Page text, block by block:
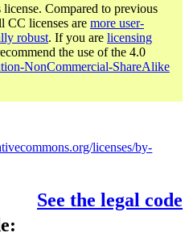
Compared to previous
CC licenses are more user-
robust. If you are licensing
the use of the 4.0
NonCommercial-ShareAlike
licenses/by-
See the legal code